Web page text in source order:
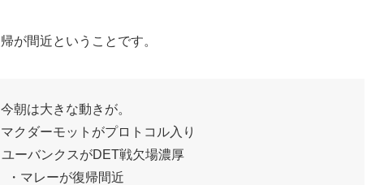
が間近ということです。
今朝は大きな動きが。
マクダーモットがプロトコル入り
ユーバンクスがDET戦欠場濃厚
・マレーが復帰間近